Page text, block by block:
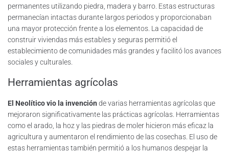
permanentes utilizando piedra, madera y barro. Estas estructuras
permanecían intactas durante largos periodos y proporcionaban
una mayor protección frente a los elementos. La capacidad de
construir viviendas más estables y seguras permitió el
establecimiento de comunidades más grandes y facilitó los avances
sociales y culturales.
Herramientas agrícolas
El Neolítico vio la invención de varias herramientas agrícolas que
mejoraron significativamente las prácticas agrícolas. Herramientas
como el arado, la hoz y las piedras de moler hicieron más eficaz la
agricultura y aumentaron el rendimiento de las cosechas. El uso de
estas herramientas también permitió a los humanos despejar la